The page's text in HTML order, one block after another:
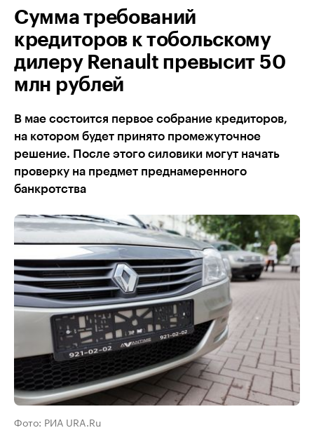
Сумма требований
кредиторов к тобольскому
дилеру Renault превысит 50
млн рублей
В мае состоится первое собрание кредиторов,
на котором будет принято промежуточное
решение. После этого силовики могут начать
проверку на предмет преднамеренного
банкротства
Фото: РИА URA.Ru